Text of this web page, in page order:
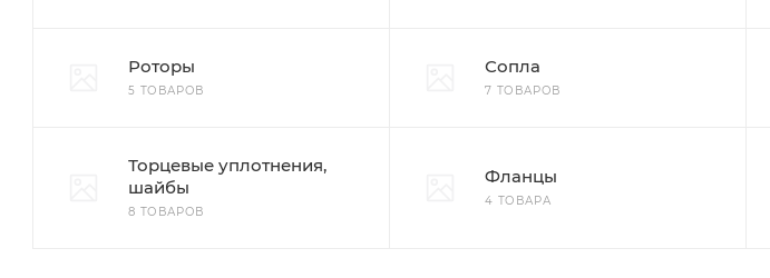
Роторы
5 ТОВАРОВ
Сопла
7 ТОВАРОВ
Торцевые уплотнения,
шайбы
8 ТОВАРОВ
Фланцы
4 ТОВАРА